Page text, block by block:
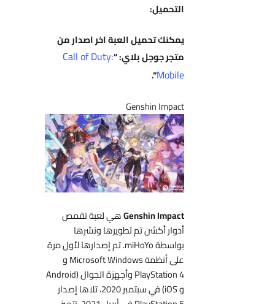
التحميل:
يمكنك تحميل العبة اخر اصدار من
متجر جوجل بلاي: “Call of Duty:
Mobile
“.
Genshin Impact
Genshin Impactهي لعبة تقمص
أدوار أكشن تم تطويرها ونشرها
بواسطة miHoYo. تم إصدارها لأول مرة
على أنظمة Microsoft Windows و
PlayStation 4 وأجهزة الجوال (Android
و iOS) في سبتمبر 2020، تلاها إصدار